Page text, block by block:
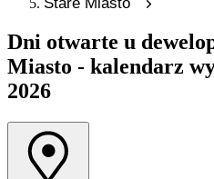
Dni otwarte u
Miasto - kalendarz
2026